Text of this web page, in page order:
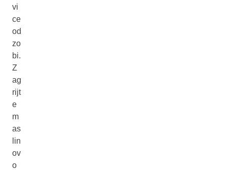
vi
ce
od
zo
bi.
Z
ag
rijt
e
m
as
lin
ov
o